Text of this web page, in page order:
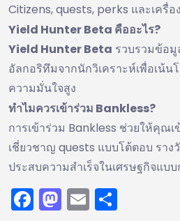
Citizens, quests, perks และเครื่
Yield Hunter Beta คืออะไร?
Yield Hunter Beta รวบรวมข้อ
อัลกอริทึมจากนักวิเคราะห์เพื่อเน้น
ความมั่นใจสูง
ทำไมควรเข้าร่วม Bankless?
การเข้าร่วม Bankless ช่วยให้คุณ
เชี่ยวชาญ quests แบบโต้ตอบ ราง
ประสบความสำเร็จในเศรษฐกิจแบ
Facebook
Mastodon
Email